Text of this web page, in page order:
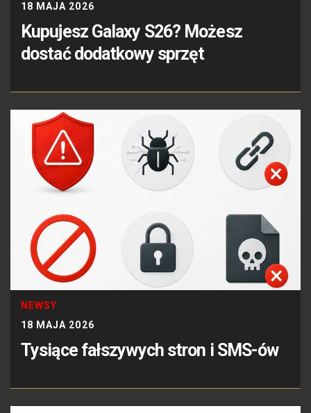
18 MAJA 2026
Kupujesz Galaxy S26? Możesz
dostać dodatkowy sprzęt
NEWSY
18 MAJA 2026
Tysiące fałszywych stron i SMS-ów